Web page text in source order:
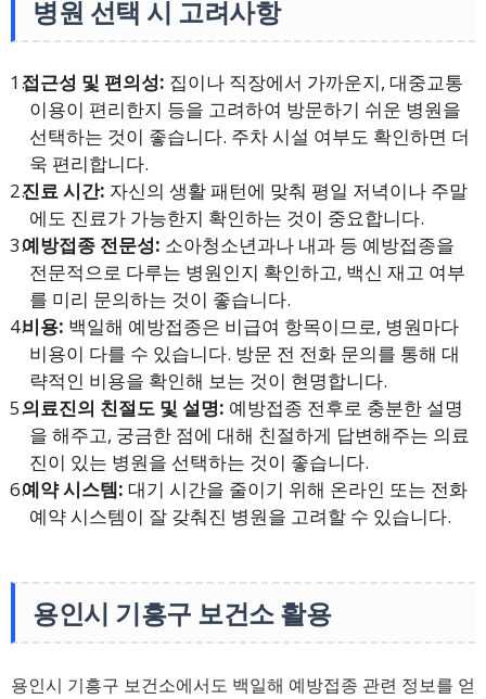
병원 선택 시 고려사항
접근성 및 편의성: 집이나 직장에서 가까운지, 대중교통
이용이 편리한지 등을 고려하여 방문하기 쉬운 병원을
선택하는 것이 좋습니다. 주차 시설 여부도 확인하면 더
욱 편리합니다.
진료 시간: 자신의 생활 패턴에 맞춰 평일 저녁이나 주말
에도 진료가 가능한지 확인하는 것이 중요합니다.
예방접종 전문성: 소아청소년과나 내과 등 예방접종을
전문적으로 다루는 병원인지 확인하고, 백신 재고 여부
를 미리 문의하는 것이 좋습니다.
비용: 백일해 예방접종은 비급여 항목이므로, 병원마다
비용이 다를 수 있습니다. 방문 전 전화 문의를 통해 대
략적인 비용을 확인해 보는 것이 현명합니다.
의료진의 친절도 및 설명: 예방접종 전후로 충분한 설명
을 해주고, 궁금한 점에 대해 친절하게 답변해주는 의료
진이 있는 병원을 선택하는 것이 좋습니다.
예약 시스템: 대기 시간을 줄이기 위해 온라인 또는 전화
예약 시스템이 잘 갖춰진 병원을 고려할 수 있습니다.
용인시 기흥구 보건소 활용
용인시 기흥구 보건소에서도 백일해 예방접종 관련 정보를 얻